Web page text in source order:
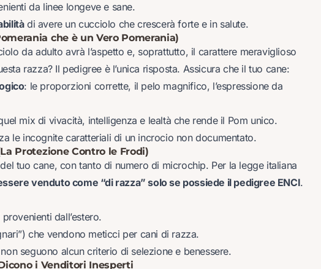
da linee longeve e sane.
di avere un cucciolo che crescerà forte e in salute.
che è un Vero Pomerania)
da adulto avrà l’aspetto e, soprattutto, il carattere meraviglioso
razza? Il pedigree è l’unica risposta. Assicura che il tuo cane:
: le proporzioni corrette, il pelo magnifico, l’espressione da
mix di vivacità, intelligenza e lealtà che rende il Pom unico.
le incognite caratteriali di un incrocio non documentato.
Protezione Contro le Frodi)
tuo cane, con tanto di numero di microchip. Per la legge italiana
venduto come “di razza” solo se possiede il pedigree ENCI.
provenienti dall’estero.
che vendono meticci per cani di razza.
seguono alcun criterio di selezione e benessere.
i Venditori Inesperti